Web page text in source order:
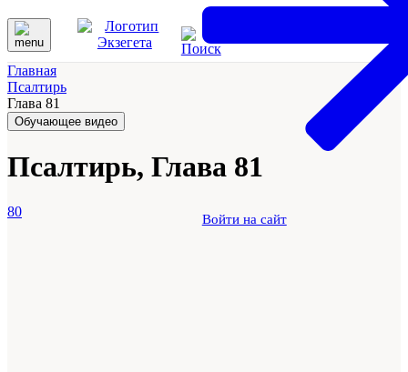
Войти на сайт
Главная
Псалтирь
Глава 81
Обучающее видео
Псалтирь, Глава 81
80